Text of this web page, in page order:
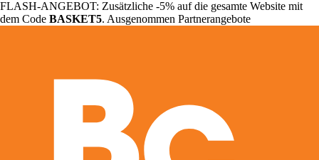
FLASH-ANGEBOT: Zusätzliche -5% auf die gesamte Website mit
dem Code BASKET5. Ausgenommen Partnerangebote